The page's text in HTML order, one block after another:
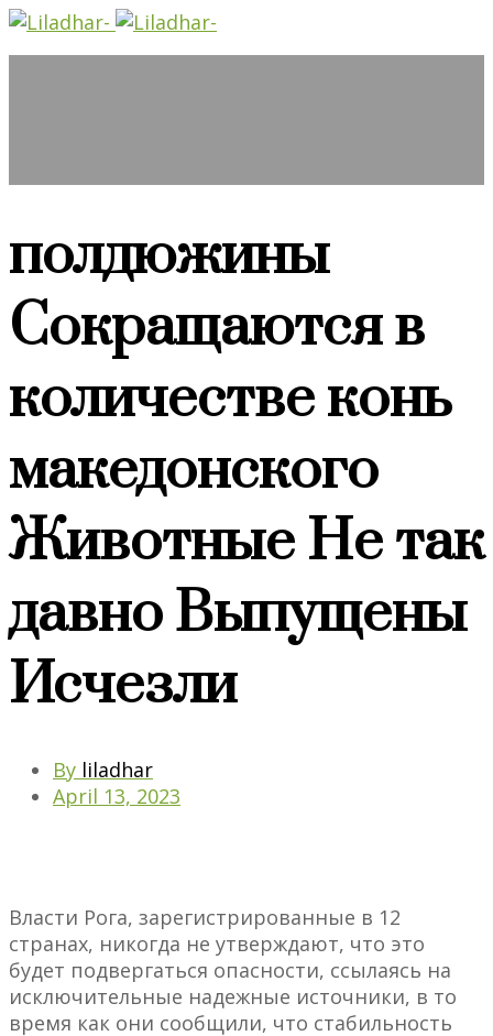
полдюжины
Сокращаются в
количестве конь
македонского
Животные Не так
давно Выпущены
Исчезли
By liladhar
April 13, 2023
Власти Рога, зарегистрированные в 12
странах, никогда не утверждают, что это
будет подвергаться опасности, ссылаясь на
исключительные надежные источники, в то
время как они сообщили, что стабильность